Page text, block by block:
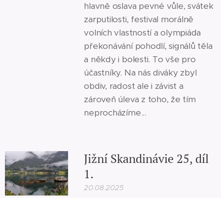
hlavně oslava pevné vůle, svátek
zarputilosti, festival morálně
volních vlastností a olympiáda
překonávání pohodlí, signálů těla
a někdy i bolesti. To vše pro
účastníky. Na nás diváky zbyl
obdiv, radost ale i závist a
zároveň úleva z toho, že tím
neprocházíme...
Jižní Skandinávie 25, díl
1.
20.08.2025